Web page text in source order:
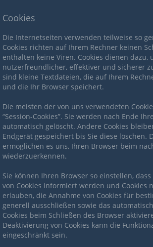
Cookies
Die Internetseiten verwenden teilweise so
Cookies richten auf Ihrem Rechner keinen
enthalten keine Viren. Cookies dienen dazu,
nutzerfreundlicher, effektiver und sicherer
sind kleine Textdateien, die auf Ihrem
und die Ihr Browser speichert.
Die meisten der von uns verwendeten
“Session-Cookies”. Sie werden nach Ende
automatisch gelöscht. Andere Cookies
Endgerät gespeichert bis Sie diese löschen.
ermöglichen es uns, Ihren Browser beim
wiederzuerkennen.
Sie können Ihren Browser so einstellen,
von Cookies informiert werden und Cookies
erlauben, die Annahme von Cookies für
generell ausschließen sowie das
Cookies beim Schließen des Browser
Deaktivierung von Cookies kann die
eingeschränkt sein.